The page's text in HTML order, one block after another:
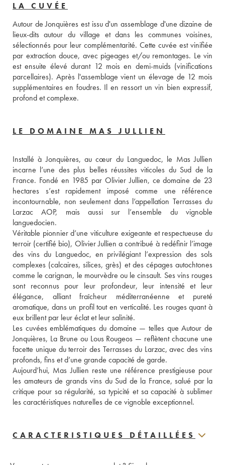
LA CUVÉE
Autour de Jonquières est issu d'un assemblage d'une dizaine de
lieux-dits autour du village et dans les communes voisines,
sélectionnés pour leur complémentarité. Cette cuvée est vinifiée
par extraction douce, avec pigeages et/ou remontages. Le vin
est ensuite élevé durant 12 mois en demi-muids (vinifications
parcellaires). Après l'assemblage vient un élevage de 12 mois
supplémentaires en foudres. Il en ressort un vin bien expressif,
profond et complexe.
LE DOMAINE MAS JULLIEN
Installé à Jonquières, au cœur du Languedoc, le Mas Jullien
incarne l’une des plus belles réussites viticoles du Sud de la
France. Fondé en 1985 par Olivier Jullien, ce domaine de 23
hectares s’est rapidement imposé comme une référence
incontournable, non seulement dans l’appellation Terrasses du
Larzac AOP, mais aussi sur l’ensemble du vignoble
languedocien.
Véritable pionnier d’une viticulture exigeante et respectueuse du
terroir (certifié bio), Olivier Jullien a contribué à redéfinir l’image
des vins du Languedoc, en privilégiant l’expression des sols
complexes (calcaires, silices, grès) et des cépages autochtones
comme le carignan, le mourvèdre ou le cinsault. Ses vins rouges
sont reconnus pour leur profondeur, leur intensité et leur
élégance, alliant fraîcheur méditerranéenne et pureté
aromatique, dans un profil tout en verticalité. Les rouges quant à
eux brillent par leur éclat et leur salinité.
Les cuvées emblématiques du domaine — telles que Autour de
Jonquières, La Brune ou Lous Rougeos — reflètent chacune une
facette unique du terroir des Terrasses du Larzac, avec des vins
profonds, fins et d’une grande capacité de garde.
Aujourd’hui, Mas Jullien reste une référence prestigieuse pour
les amateurs de grands vins du Sud de la France, salué par la
critique pour sa régularité, sa typicité et sa capacité à sublimer
les caractéristiques naturelles de ce vignoble exceptionnel.
CARACTERISTIQUES DÉTAILLÉES